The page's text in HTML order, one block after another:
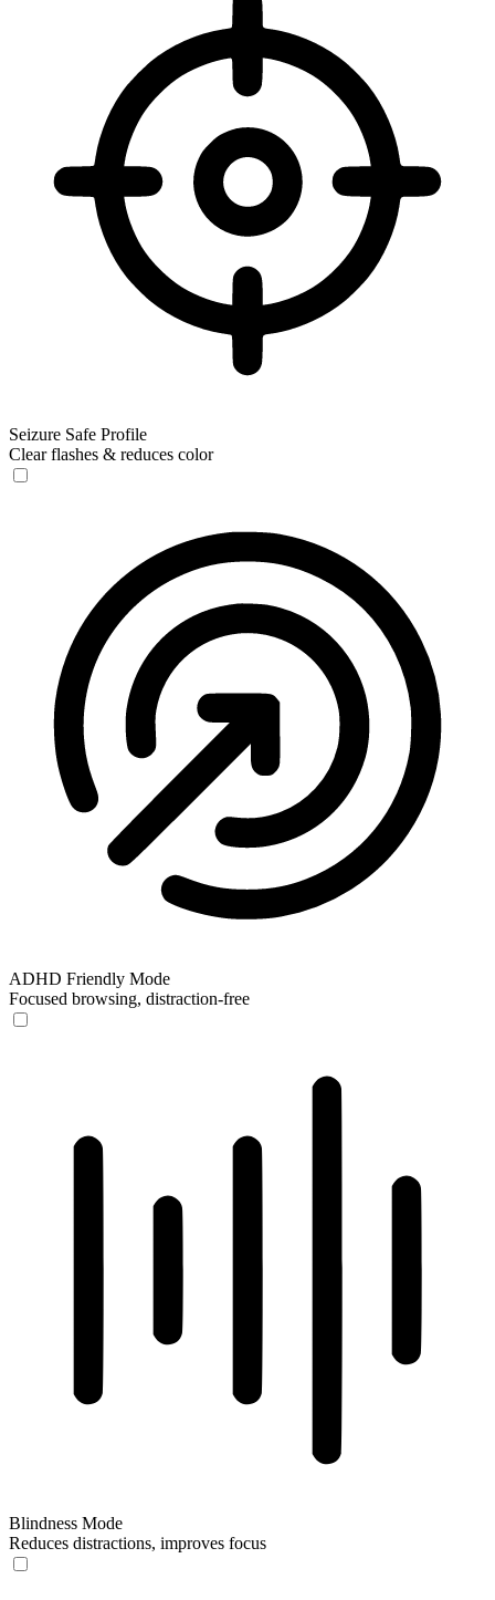
Seizure Safe Profile
Clear flashes & reduces color
ADHD Friendly Mode
Focused browsing, distraction-free
Blindness Mode
Reduces distractions, improves focus